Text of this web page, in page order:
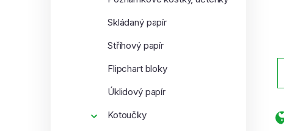
Skládaný papír
Střihový papír
Flipchart bloky
Úklidový papír
Kotoučky